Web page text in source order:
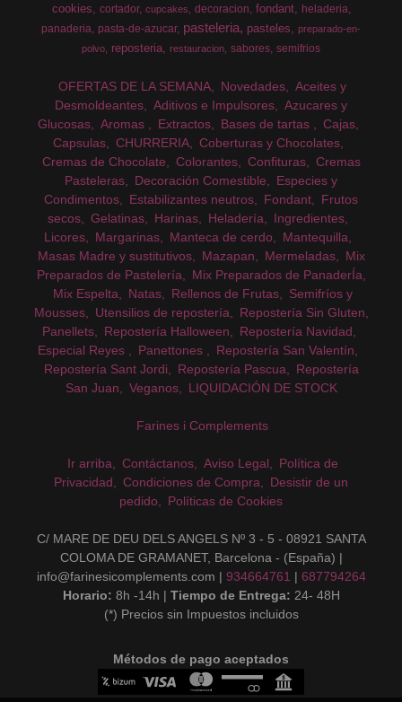
cookies cortador cupcakes decoracion fondant
heladeria
panaderia pasta-de-azucar pasteleria pasteles
preparado-en-
polvo
reposteria restauracion sabores semifrios
OFERTAS DE LA SEMANA Novedades
Aceites y
Desmoldeantes
Aditivos e Impulsores
Azucares y
Glucosas
Aromas Extractos Bases de tartas
Cajas
Capsulas
CHURRERIA
Coberturas y Chocolates
Cremas de Chocolate
Colorantes Confituras
Cremas
Pasteleras
Decoración Comestible
Especies y
Condimentos
Estabilizantes neutros Fondant
Frutos
secos
Gelatinas Harinas Heladería
Ingredientes
Licores
Margarinas Manteca de cerdo
Mantequilla
Masas Madre y sustitutivos
Mazapan Mermeladas
Mix
Preparados de Pastelería
Mix Preparados de PanaderÍa
Mix Espelta
Natas Rellenos de Frutas
Semifríos y
Mousses
Utensilios de repostería
Repostería Sin Gluten
Panellets
Repostería Halloween
Repostería Navidad
Especial Reyes
Panettones
Repostería San Valentín
Repostería Sant Jordi
Repostería Pascua
Repostería
San Juan
Veganos LIQUIDACIÓN DE STOCK
Farines i Complements
Ir arriba Contáctanos Aviso Legal
Política de
Privacidad
Condiciones de Compra
Desistir de un
pedido
Políticas de Cookies
C/ MARE DE DEU DELS ANGELS Nº 3 - 5 - 08921 SANTA
COLOMA DE GRAMANET, Barcelona - (España) |
info@farinesicomplements.com | 934664761 | 687794264
Horario: 8h -14h | Tiempo de Entrega: 24- 48H
(*) Precios sin Impuestos incluidos
Métodos de pago aceptados